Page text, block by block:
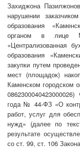
Захиджона
нарушении
образования
органом в лице
«Централизованная
образования
закупки путем
мест (площадок)
Каменском городском
года № 44-ФЗ «О
работ, услуг для
нужд» (далее по
результате
со ст. 99, ст. 106